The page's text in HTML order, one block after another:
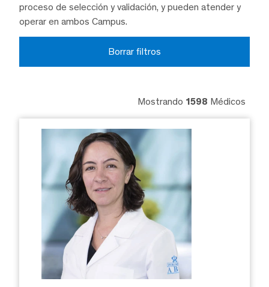
proceso de selección y validación, y pueden atender y
operar en ambos Campus.
Borrar filtros
Mostrando 1598 Médicos